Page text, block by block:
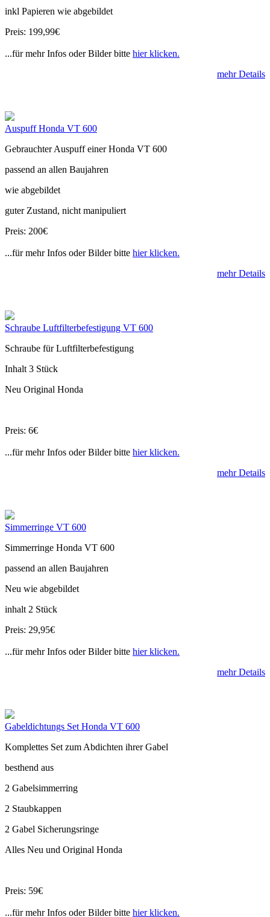
inkl Papieren wie abgebildet
Preis: 199,99€
...für mehr Infos oder Bilder bitte hier klicken.
mehr Details
Auspuff Honda VT 600
Gebrauchter Auspuff einer Honda VT 600
passend an allen Baujahren
wie abgebildet
guter Zustand, nicht manipuliert
Preis: 200€
...für mehr Infos oder Bilder bitte hier klicken.
mehr Details
Schraube Luftfilterbefestigung VT 600
Schraube für Luftfilterbefestigung
Inhalt 3 Stück
Neu Original Honda
Preis: 6€
...für mehr Infos oder Bilder bitte hier klicken.
mehr Details
Simmerringe VT 600
Simmerringe Honda VT 600
passend an allen Baujahren
Neu wie abgebildet
inhalt 2 Stück
Preis: 29,95€
...für mehr Infos oder Bilder bitte hier klicken.
mehr Details
Gabeldichtungs Set Honda VT 600
Komplettes Set zum Abdichten ihrer Gabel
besthend aus
2 Gabelsimmerring
2 Staubkappen
2 Gabel Sicherungsringe
Alles Neu und Original Honda
Preis: 59€
...für mehr Infos oder Bilder bitte hier klicken.